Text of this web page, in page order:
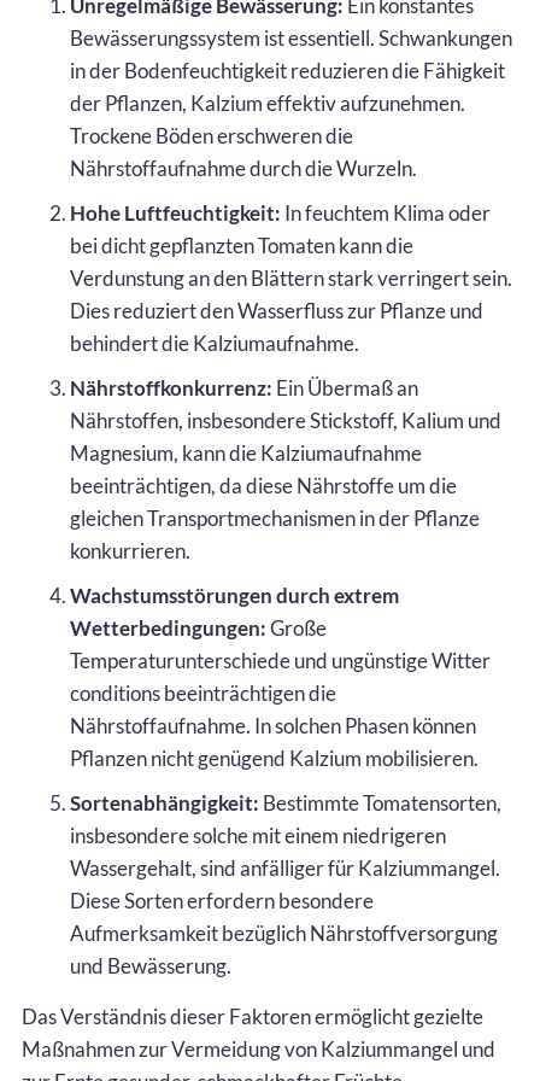
Bewässerungssystem ist essentiell. Schwankungen
in der Bodenfeuchtigkeit reduzieren die Fähigkeit
der Pflanzen, Kalzium effektiv aufzunehmen.
Trockene Böden erschweren die
Nährstoffaufnahme durch die Wurzeln.
Hohe Luftfeuchtigkeit: In feuchtem Klima oder
bei dicht gepflanzten Tomaten kann die
Verdunstung an den Blättern stark verringert sein.
Dies reduziert den Wasserfluss zur Pflanze und
behindert die Kalziumaufnahme.
Nährstoffkonkurrenz: Ein Übermaß an
Nährstoffen, insbesondere Stickstoff, Kalium und
Magnesium, kann die Kalziumaufnahme
beeinträchtigen, da diese Nährstoffe um die
gleichen Transportmechanismen in der Pflanze
konkurrieren.
Wachstumsstörungen durch extrem
Wetterbedingungen:Große
Temperaturunterschiede und ungünstige Witter
conditions beeinträchtigen die
Nährstoffaufnahme. In solchen Phasen können
Pflanzen nicht genügend Kalzium mobilisieren.
Sortenabhängigkeit: Bestimmte Tomatensorten,
insbesondere solche mit einem niedrigeren
Wassergehalt, sind anfälliger für Kalziummangel.
Diese Sorten erfordern besondere
Aufmerksamkeit bezüglich Nährstoffversorgung
und Bewässerung.
Das Verständnis dieser Faktoren ermöglicht gezielte
Maßnahmen zur Vermeidung von Kalziummangel und